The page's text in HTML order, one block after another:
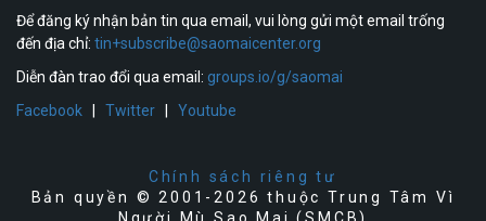
Để đăng ký nhận bản tin qua email, vui lòng gửi một email trống
đến địa chỉ: tin+subscribe@saomaicenter.org
Diễn đàn trao đổi qua email: groups.io/g/saomai
Facebook
Twitter Youtube
Chính sách riêng tư
Bản quyền © 2001-2026 thuộc Trung Tâm Vì